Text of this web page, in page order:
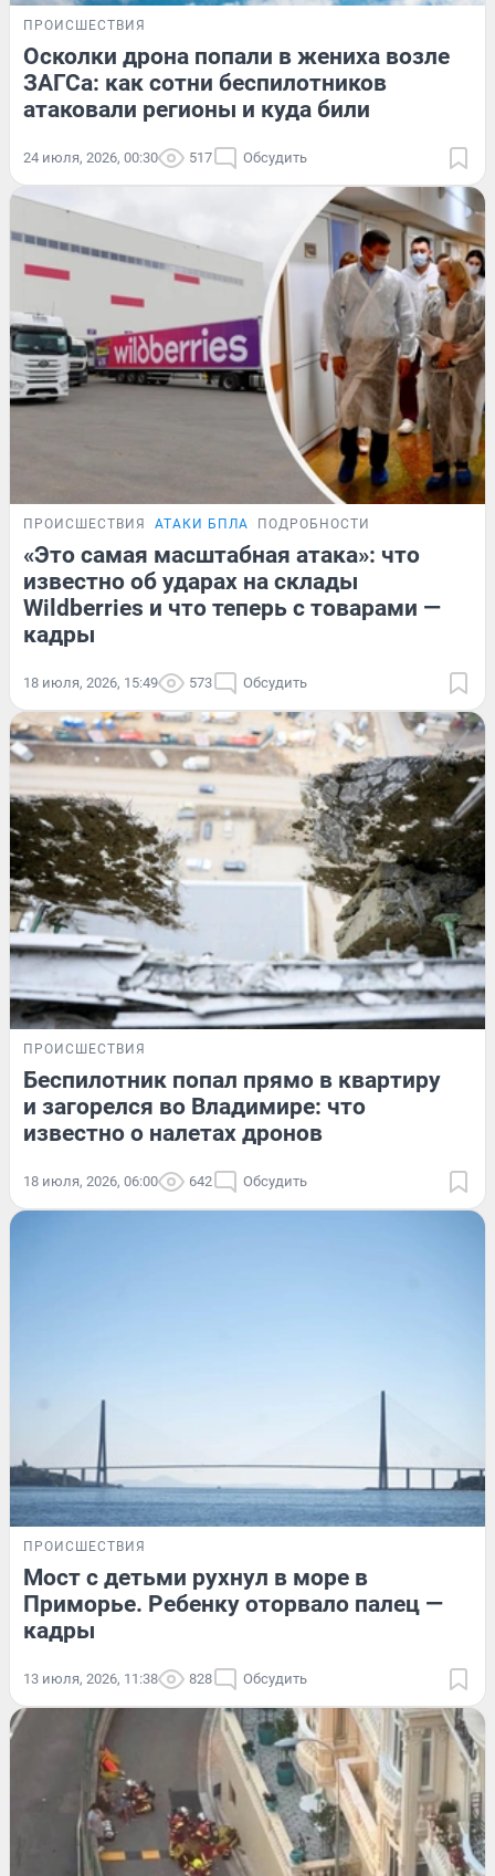
ПРОИСШЕСТВИЯ
Осколки дрона попали в жениха возле
ЗАГСа: как сотни беспилотников
атаковали регионы и куда били
24 июля, 2026, 00:30 517 Обсудить
ПРОИСШЕСТВИЯ АТАКИ БПЛА ПОДРОБНОСТИ
«Это самая масштабная атака»: что
известно об ударах на склады
Wildberries и что теперь с товарами —
кадры
18 июля, 2026, 15:49 573 Обсудить
ПРОИСШЕСТВИЯ
Беспилотник попал прямо в квартиру
и загорелся во Владимире: что
известно о налетах дронов
18 июля, 2026, 06:00 642 Обсудить
ПРОИСШЕСТВИЯ
Мост с детьми рухнул в море в
Приморье. Ребенку оторвало палец —
кадры
13 июля, 2026, 11:38 828 Обсудить